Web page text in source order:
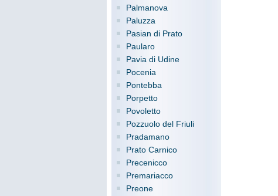
Palmanova
Paluzza
Pasian di Prato
Paularo
Pavia di Udine
Pocenia
Pontebba
Porpetto
Povoletto
Pozzuolo del Friuli
Pradamano
Prato Carnico
Precenicco
Premariacco
Preone